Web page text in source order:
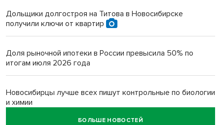
Дольщики долгостроя на Титова в Новосибирске
получили ключи от квартир
Доля рыночной ипотеки в России превысила 50% по
итогам июля 2026 года
Новосибирцы лучше всех пишут контрольные по биологии
и химии
БОЛЬШЕ НОВОСТЕЙ